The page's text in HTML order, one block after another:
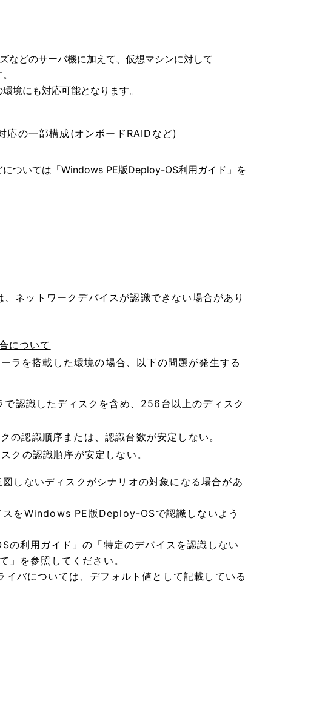
などのサーバ機に加えて、仮想マシンに対して
境にも対応可能となります。
の一部構成(オンボードRAIDなど)
ついては「Windows PE版Deploy-OS利用ガイド」を
ネットワークデバイスが認識できない場合があり
について
ラを搭載した環境の場合、以下の問題が発生する
認識したディスクを含め、256台以上のディスク
の認識順序または、認識台数が安定しない。
クの認識順序が安定しない。
しないディスクがシナリオの対象になる場合があ
スをWindows PE版Deploy-OSで認識しないよう
利用ガイド」の「特定のデバイスを認識しない
を参照してください。
バについては、デフォルト値として記載している